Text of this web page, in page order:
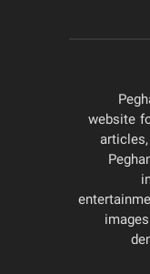
website